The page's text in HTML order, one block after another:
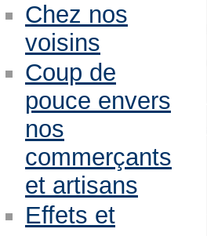
Chez nos
voisins
Coup de
pouce envers
nos
commerçants
et artisans
Effets et